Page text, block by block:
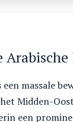
massale
Midden-
een